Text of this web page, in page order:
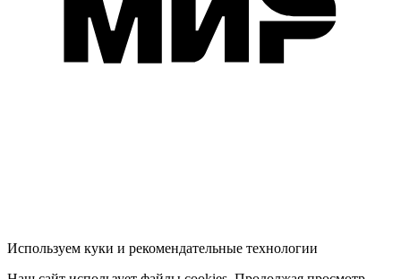
Используем куки и рекомендательные технологии